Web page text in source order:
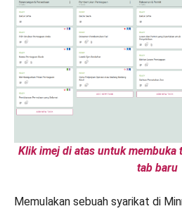
Klik imej di atas untuk membuka
tab baru
Memulakan sebuah syarikat di